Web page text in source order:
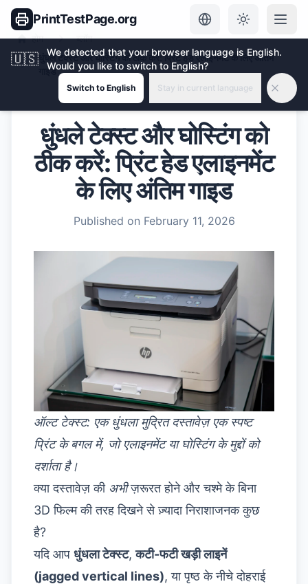
PrintTestPage.org
🇺🇸
We detected that your browser language is English.
Would you like to switch to English?
Switch to English Stay in current language
होम
ब्लॉग
धुंधले टेक्स्ट और घोस्टिंग को ठीक करें: प्रिंट हेड एलाइनमेंट के लिए अंतिम
गाइड
धुंधले टेक्स्ट और घोस्टिंग को
ठीक करें: प्रिंट हेड एलाइनमेंट
के लिए अंतिम गाइड
Published on February 11, 2026
ऑल्ट टेक्स्ट: एक धुंधला मुद्रित दस्तावेज़ एक स्पष्ट
प्रिंट के बगल में, जो एलाइनमेंट या घोस्टिंग के मुद्दों को
दर्शाता है।
क्या दस्तावेज़ की अभीज़रूरत होने और चश्मे के बिना
3D फिल्म की तरह दिखने से ज़्यादा निराशाजनक कुछ
है?
यदि आप धुंधला टेक्स्ट,कटी-फटी खड़ी लाइनें
(jagged vertical lines), या पृष्ठ के नीचे दोहराई